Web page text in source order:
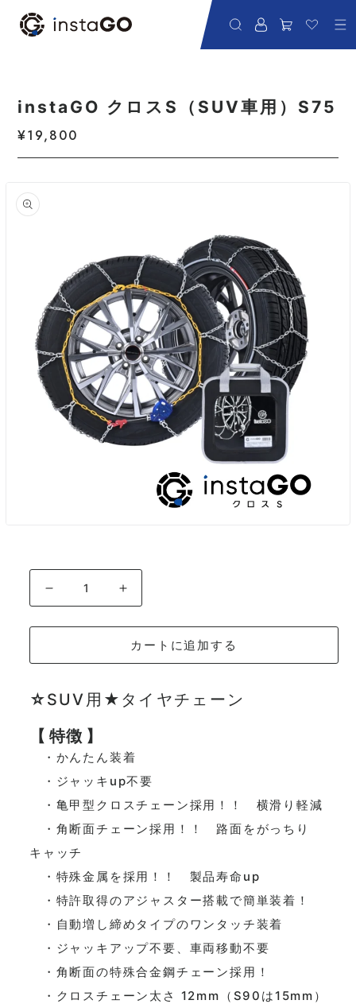
ンテンツに進む
instaGO クロスS（SUV車用）S75
通常価格
¥19,800
品情報にスキップ
instaGO クロスS（SUV車用）S75の数
instaGO クロスS（SUV車用
カートに追加する
☆SUV用 ★ タイヤチェーン
【 特徴 】
・かんたん装着
・ジャッキup不要
・亀甲型クロスチェーン採用！！ 横滑り軽減
・角断面チェーン採用！！ 路面をがっちり
キャッチ
・特殊金属を採用！！ 製品寿命up
・特許取得のアジャスター搭載で簡単装着！
・自動増し締めタイプのワンタッチ装着
・ジャッキアップ不要、車両移動不要
・角断面の特殊合金鋼チェーン採用！
・クロスチェーン太さ 12mm（S90は15mm）